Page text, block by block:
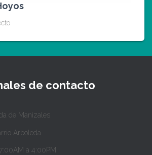
de contacto
de Manizales
Arboleda
a 4:00PM